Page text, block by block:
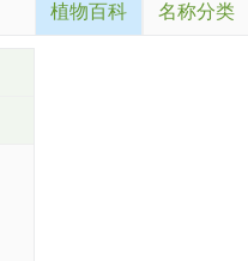
植物百科 名称分类